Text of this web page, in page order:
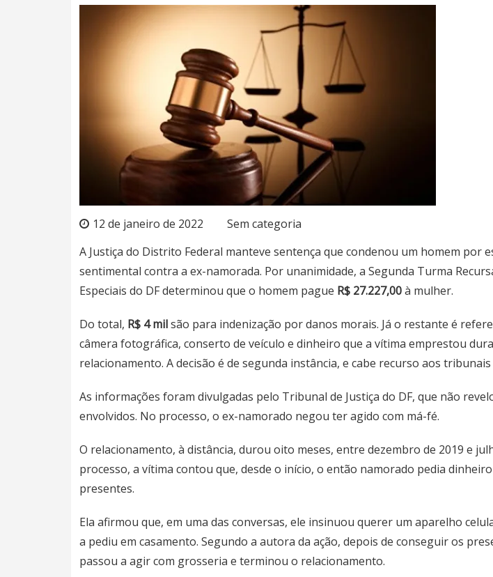
12 de janeiro de 2022
Sem categoria
A Justiça do Distrito Federal manteve sentença que condenou um homem por
sentimental contra a ex-namorada. Por unanimidade, a Segunda Turma
Especiais do DF determinou que o homem pague R$ 27.227,00à mulher.
Do total, R$ 4 milsão para indenização por danos morais. Já o restante é
câmera fotográfica, conserto de veículo e dinheiro que a vítima emprestou
relacionamento. A decisão é de segunda instância, e cabe recurso aos
As informações foram divulgadas pelo Tribunal de Justiça do DF, que não
envolvidos. No processo, o ex-namorado negou ter agido com má-fé.
O relacionamento, à distância, durou oito meses, entre dezembro de 2019 e
processo, a vítima contou que, desde o início, o então namorado pedia
presentes.
Ela afirmou que, em uma das conversas, ele insinuou querer um aparelho
a pediu em casamento. Segundo a autora da ação, depois de conseguir os
passou a agir com grosseria e terminou o relacionamento.